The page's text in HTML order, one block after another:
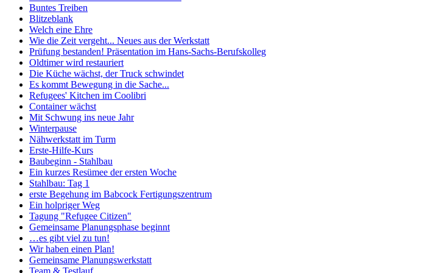
Buntes Treiben
Blitzeblank
Welch eine Ehre
Wie die Zeit vergeht... Neues aus der Werkstatt
Prüfung bestanden! Präsentation im Hans-Sachs-Berufskolleg
Oldtimer wird restauriert
Die Küche wächst, der Truck schwindet
Es kommt Bewegung in die Sache...
Refugees' Kitchen im Coolibri
Container wächst
Mit Schwung ins neue Jahr
Winterpause
Nähwerkstatt im Turm
Erste-Hilfe-Kurs
Baubeginn - Stahlbau
Ein kurzes Resümee der ersten Woche
Stahlbau: Tag 1
erste Begehung im Babcock Fertigungszentrum
Ein holpriger Weg
Tagung "Refugee Citizen"
Gemeinsame Planungsphase beginnt
…es gibt viel zu tun!
Wir haben einen Plan!
Gemeinsame Planungswerkstatt
Team & Testlauf